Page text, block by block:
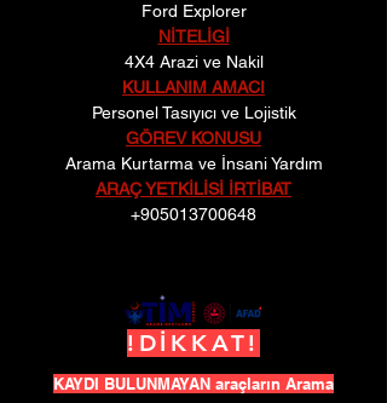
Ford Explorer
NİTELİGİ
4X4 Arazi ve Nakil
KULLANIM AMACI
Personel Tasıyıcı ve Lojistik
GÖREV KONUSU
Arama Kurtarma ve İnsani Yardım
ARAÇ YETKİLİSİ İRTİBAT
+905013700648
!DİKKAT!
KAYDI BULUNMAYAN araçların Arama